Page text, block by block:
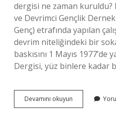
dergisi ne zaman kuruldu?
ve Devrimci Gençlik
Genç) etrafında yapılan
devrim niteliğindeki bir
baskısını 1 Mayıs 1977’de
Dergisi, yüz binlere kadar
Devamını okuyun
Yanlısı